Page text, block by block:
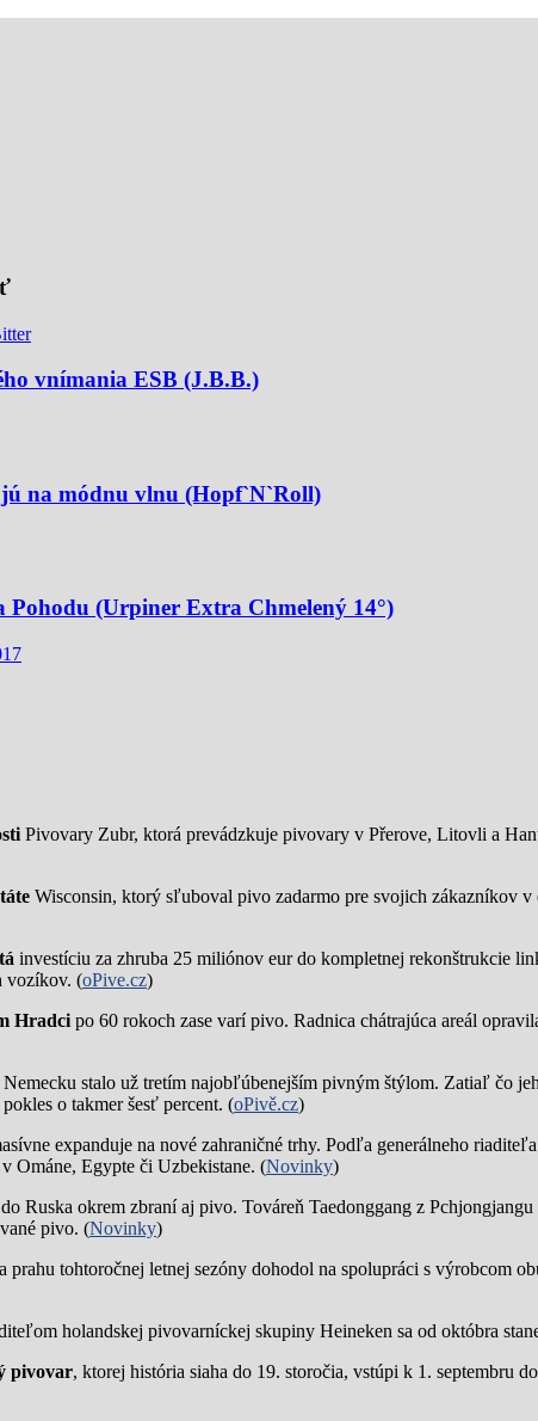
vnímania ESB (J.B.B.)
na módnu vlnu (Hopf`N`Roll)
(Urpiner Extra Chmelený 14°)
Pivovary Zubr, ktorá prevádzkuje pivovary v Přerove, Litovli a
Wisconsin, ktorý sľuboval pivo zadarmo pre svojich zákazníkov
investíciu za zhruba 25 miliónov eur do kompletnej rekonštrukcie
vozíkov. (oPive.cz)
Hradcipo 60 rokoch zase varí pivo. Radnica chátrajúca areál
Nemecku stalo už tretím najobľúbenejším pivným štýlom. Zatiaľ čo
o takmer šesť percent. (oPivě.cz)
expanduje na nové zahraničné trhy. Podľa generálneho
Ománe, Egypte či Uzbekistane. (Novinky)
do Ruska okrem zbraní aj pivo. Továreň Taedonggang z
pivo. (Novinky)
prahu tohtoročnej letnej sezóny dohodol na spolupráci s výrobcom
holandskej pivovarníckej skupiny Heineken sa od októbra
pivovar, ktorej história siaha do 19. storočia, vstúpi k 1. septembru